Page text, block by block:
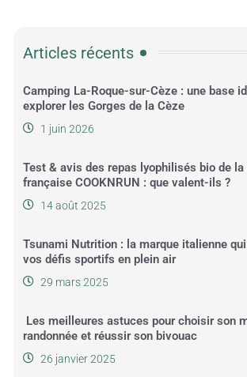
Articles récents
Camping La-Roque-sur-Cèze : une base
explorer les Gorges de la Cèze
1 juin 2026
Test & avis des repas lyophilisés bio de la
française COOKNRUN : que valent-ils ?
14 août 2025
Tsunami Nutrition : la marque italienne
vos défis sportifs en plein air
29 mars 2025
Les meilleures astuces pour choisir son
randonnée et réussir son bivouac
26 janvier 2025